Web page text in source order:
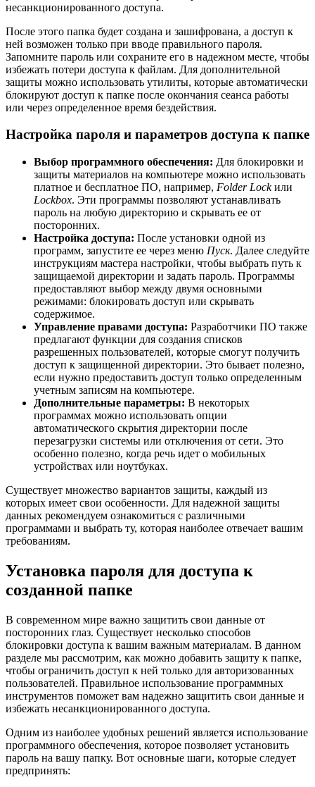
несанкционированного доступа.
После этого папка будет создана и зашифрована, а доступ к
ней возможен только при вводе правильного пароля.
Запомните пароль или сохраните его в надежном месте, чтобы
избежать потери доступа к файлам. Для дополнительной
защиты можно использовать утилиты, которые автоматически
блокируют доступ к папке после окончания сеанса работы
или через определенное время бездействия.
Настройка пароля и параметров доступа к папке
Выбор программного обеспечения: Для блокировки и
защиты материалов на компьютере можно использовать
платное и бесплатное ПО, например, Folder Lockили
Lockbox. Эти программы позволяют устанавливать
пароль на любую директорию и скрывать ее от
посторонних.
Настройка доступа: После установки одной из
программ, запустите ее через меню Пуск. Далее следуйте
инструкциям мастера настройки, чтобы выбрать путь к
защищаемой директории и задать пароль. Программы
предоставляют выбор между двумя основными
режимами: блокировать доступ или скрывать
содержимое.
Управление правами доступа: Разработчики ПО также
предлагают функции для создания списков
разрешенных пользователей, которые смогут получить
доступ к защищенной директории. Это бывает полезно,
если нужно предоставить доступ только определенным
учетным записям на компьютере.
Дополнительные параметры: В некоторых
программах можно использовать опции
автоматического скрытия директории после
перезагрузки системы или отключения от сети. Это
особенно полезно, когда речь идет о мобильных
устройствах или ноутбуках.
Существует множество вариантов защиты, каждый из
которых имеет свои особенности. Для надежной защиты
данных рекомендуем ознакомиться с различными
программами и выбрать ту, которая наиболее отвечает вашим
требованиям.
Установка пароля для доступа к
созданной папке
В современном мире важно защитить свои данные от
посторонних глаз. Существует несколько способов
блокировки доступа к вашим важным материалам. В данном
разделе мы рассмотрим, как можно добавить защиту к папке,
чтобы ограничить доступ к ней только для авторизованных
пользователей. Правильное использование программных
инструментов поможет вам надежно защитить свои данные и
избежать несанкционированного доступа.
Одним из наиболее удобных решений является использование
программного обеспечения, которое позволяет установить
пароль на вашу папку. Вот основные шаги, которые следует
предпринять: